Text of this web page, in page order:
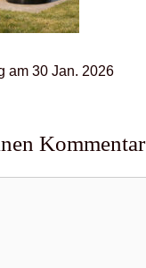
am 30 Jan. 2026
Kommentar